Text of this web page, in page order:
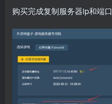
购买完成复制服务器ip和端口